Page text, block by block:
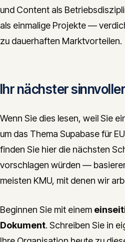
und Content als
als einmalige Projekte —
zu dauerhaften Marktvorteilen.
Ihr nächster
Wenn Sie dies lesen, weil Sie
um das Thema Supabase für
finden Sie hier die nächsten
vorschlagen würden —
meisten KMU, mit denen wir
Beginnen Sie mit einem
Dokument. Schreiben Sie in